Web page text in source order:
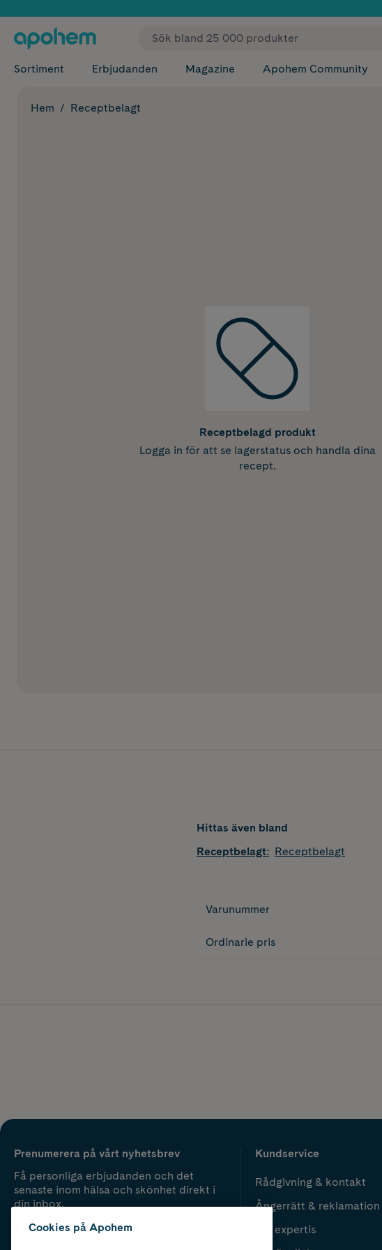
✓ Fri frakt
Sortiment Erbjudanden Magazine Apohem Community
Hem Receptbelagt
Receptbelagd produkt
Logga in för att se lagerstatus och handla dina
recept.
Hittas även bland
Receptbelagt: Receptbelagt
Varunummer
Ordinarie pris
Prenumerera på vårt nyhetsbrev
Få personliga erbjudanden och det
senaste inom hälsa och skönhet direkt i
din inbox.
Kundservice
Rådgivning & kontakt
Ångerrätt & reklamation
Vår expertis
Cookies på Apohem